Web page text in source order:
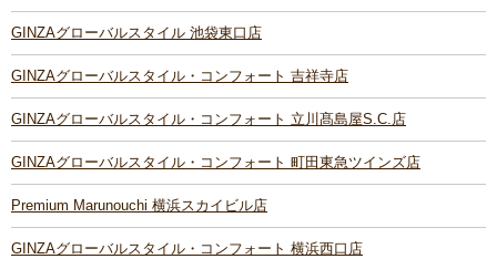
GINZAグローバルスタイル 池袋東口店
GINZAグローバルスタイル・コンフォート 吉祥寺店
GINZAグローバルスタイル・コンフォート 立川髙島屋S.C.店
GINZAグローバルスタイル・コンフォート 町田東急ツインズ店
Premium Marunouchi 横浜スカイビル店
GINZAグローバルスタイル・コンフォート 横浜西口店